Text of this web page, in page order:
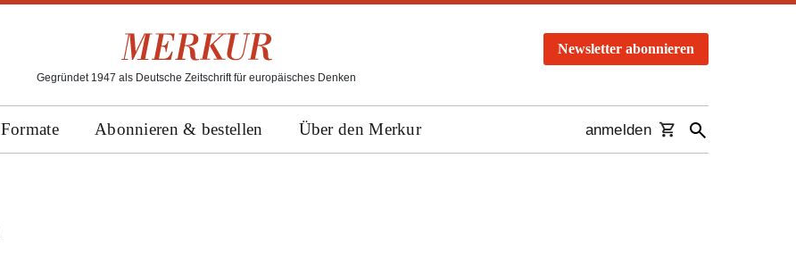
Gegründet 1947 als Deutsche Zeitschrift für europäisches Denken
Newsletter abonnieren
Formate Abonnieren & bestellen Über den Merkur anmelden